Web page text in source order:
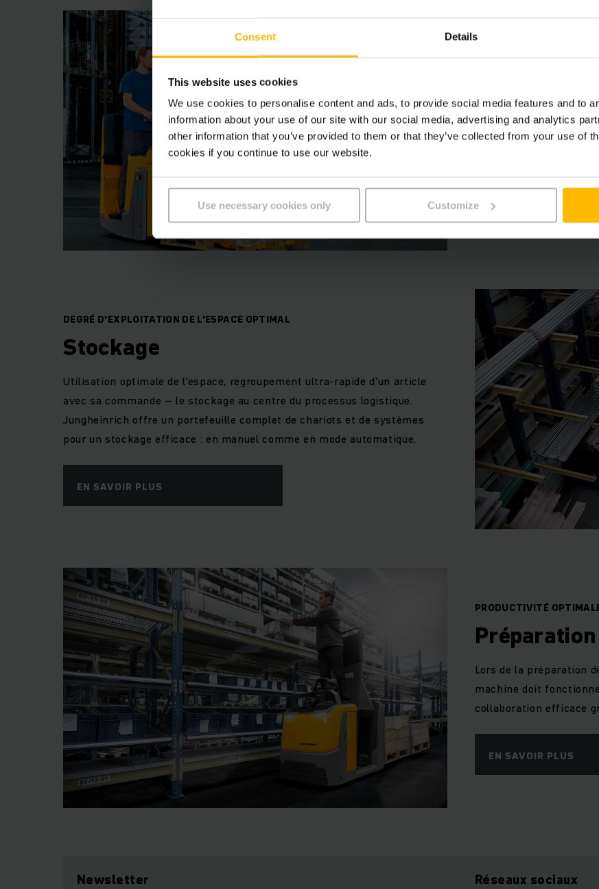
Consent Details
This website uses cookies
We use cookies to personalise content and ads, to provide social media features and to
information about your use of our site with our social media, advertising and analytics
other information that you’ve provided to them or that they’ve collected from your use of
cookies if you continue to use our website.
Use necessary cookies only Customize
DÉPLACEMENT EFFICACE
Transporter
Économique et sûr :
Jungheinrich offre des
remorques et trains de
EN SAVOIR PLUS
DEGRÉ D'EXPLOITATION DE L'ESPACE OPTIMAL
Stockage
Utilisation optimale de l’espace, regroupement ultra-rapide d’un article
avec sa commande – le stockage au centre du processus logistique.
Jungheinrich offre un portefeuille complet de chariots et de systèmes
pour un stockage efficace : en manuel comme en mode automatique.
EN SAVOIR PLUS
PRODUCTIVITÉ
Lors de la préparation
machine doit
collaboration efficace
EN SAVOIR PLUS
Newsletter Réseaux sociaux